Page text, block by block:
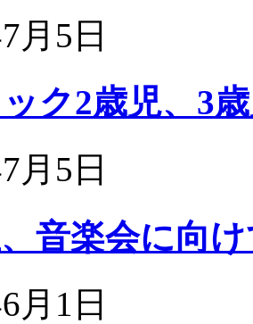
月5日
ク2歳児、3
月5日
音楽会に向
月1日